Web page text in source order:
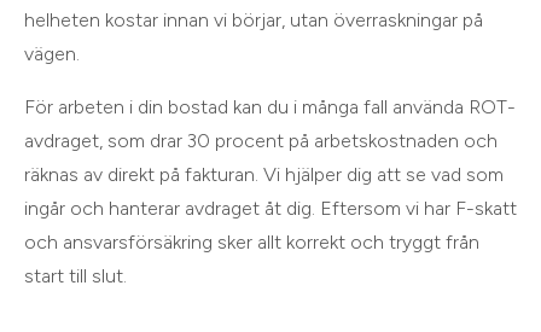
helheten kostar innan vi börjar, utan överraskningar på
vägen.
För arbeten i din bostad kan du i många fall använda ROT-
avdraget, som drar 30 procent på arbetskostnaden och
räknas av direkt på fakturan. Vi hjälper dig att se vad som
ingår och hanterar avdraget åt dig. Eftersom vi har F-skatt
och ansvarsförsäkring sker allt korrekt och tryggt från
start till slut.